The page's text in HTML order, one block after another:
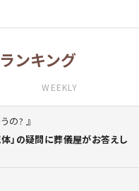
ンキング
WEEKLY
の?
」の疑問に葬儀屋がお答えし